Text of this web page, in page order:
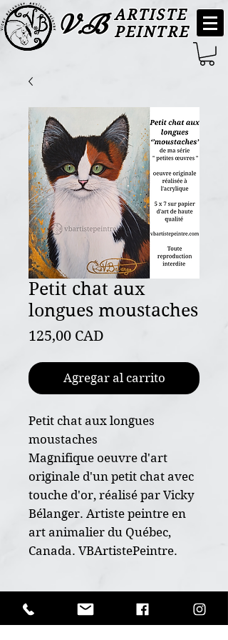
V.B ARTISTE
PEINTRE
Petit chat aux
longues moustaches
125,00 CAD
Agregar al carrito
Petit chat aux longues
moustaches
Magnifique oeuvre d'art
originale d'un petit chat avec
touche d'or, réalisé par Vicky
Bélanger. Artiste peintre en
art animalier du Québec,
Canada. VBArtistePeintre.
* Dimension 5"x7"
POLITIQUE D'ÉCHANGE ET